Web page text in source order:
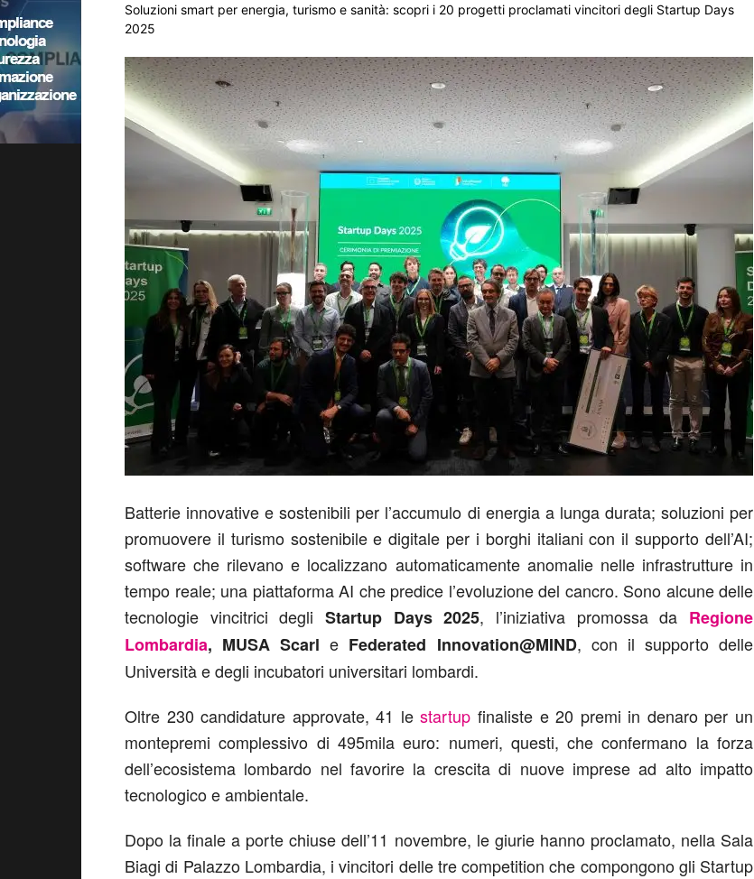
Soluzioni smart per energia, turismo e sanità: scopri i 20 progetti proclamati vincitori degli Startup Days
2025
Batterie innovative e sostenibili per l’accumulo di energia a lunga durata; soluzioni per
promuovere il turismo sostenibile e digitale per i borghi italiani con il supporto dell’AI;
software che rilevano e localizzano automaticamente anomalie nelle infrastrutture in
tempo reale; una piattaforma AI che predice l’evoluzione del cancro. Sono alcune delle
tecnologie vincitrici degli Startup Days 2025, l’iniziativa promossa da Regione
Lombardia, MUSA Scarl e Federated Innovation@MIND, con il supporto delle
Università e degli incubatori universitari lombardi.
Oltre 230 candidature approvate, 41 lestartup finaliste e 20 premi in denaro per un
montepremi complessivo di 495mila euro: numeri, questi, che confermano la forza
dell’ecosistema lombardo nel favorire la crescita di nuove imprese ad alto impatto
tecnologico e ambientale.
Dopo la finale a porte chiuse dell’11 novembre, le giurie hanno proclamato, nella Sala
Biagi di Palazzo Lombardia, i vincitori delle tre competition che compongono gli Startup